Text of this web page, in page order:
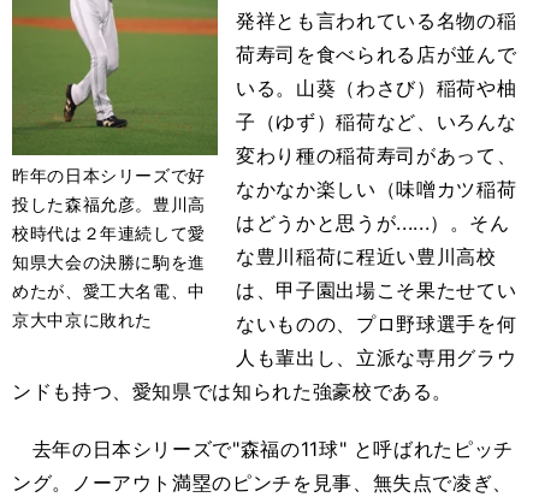
昨年の日本シリーズで好
投した森福允彦。豊川高
校時代は２年連続して愛
知県大会の決勝に駒を進
めたが、愛工大名電、中
京大中京に敗れた
発祥とも言われている名物の稲
荷寿司を食べられる店が並んで
いる。山葵（わさび）稲荷や柚
子（ゆず）稲荷など、いろんな
変わり種の稲荷寿司があって、
なかなか楽しい（味噌カツ稲荷
はどうかと思うが......）。そん
な豊川稲荷に程近い豊川高校
は、甲子園出場こそ果たせてい
ないものの、プロ野球選手を何
人も輩出し、立派な専用グラウ
ンドも持つ、愛知県では知られた強豪校である。
去年の日本シリーズで"森福の11球" と呼ばれたピッチ
ング。ノーアウト満塁のピンチを見事、無失点で凌ぎ、